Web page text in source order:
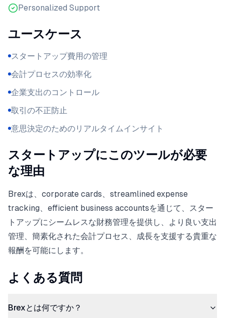
Personalized Support
ユースケース
スタートアップ費用の管理
会計プロセスの効率化
企業支出のコントロール
取引の不正防止
意思決定のためのリアルタイムインサイト
スタートアップにこのツールが必要
な理由
Brexは、corporate cards、streamlined expense
tracking、efficient business accountsを通じて、スター
トアップにシームレスな財務管理を提供し、より良い支出
管理、簡素化された会計プロセス、成長を支援する貴重な
報酬を可能にします。
よくある質問
Brexとは何ですか？